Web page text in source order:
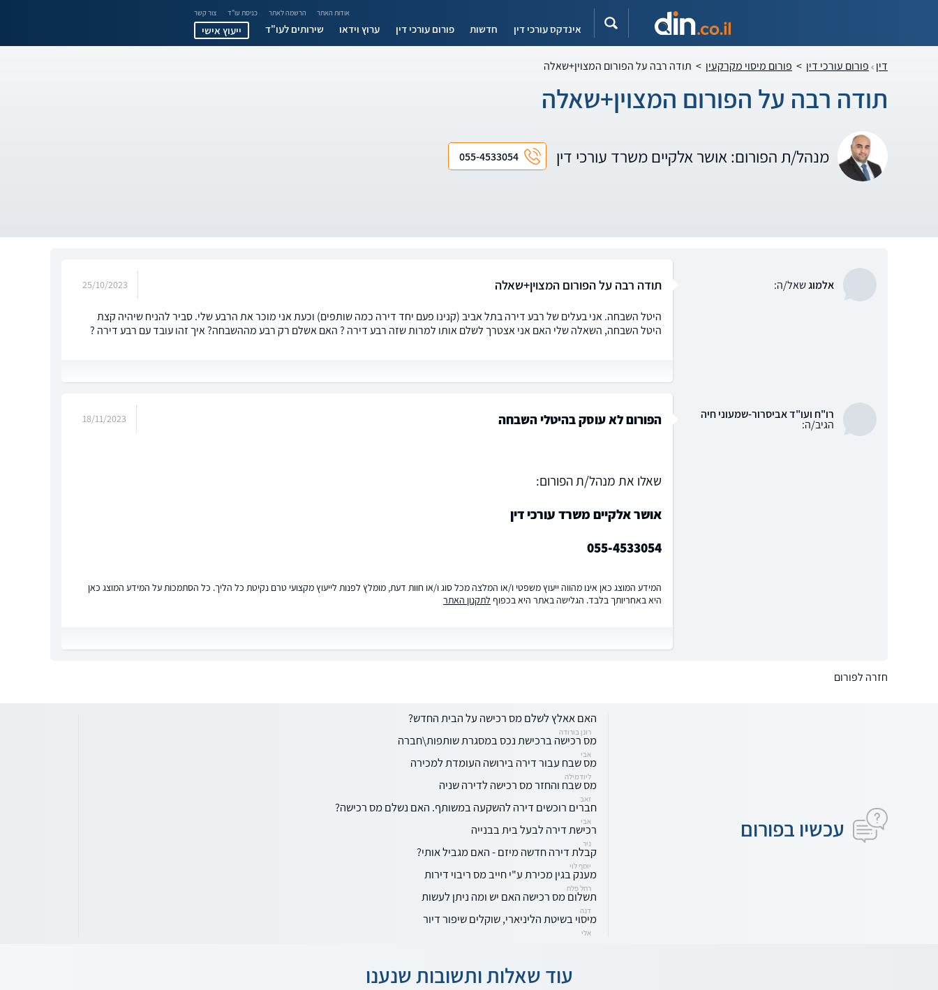
אודות האתר הרשמה לאתר כניסת עו"ד צור קשר
אינדקס עורכי דין חדשות פורום עורכי דין ערוץ וידאו שירותים לעו"ד ייעוץ אישי
דין פורום עורכי דין > פורום מיסוי מקרקעין > תודה רבה על הפורום המצוין+שאלה
תודה רבה על הפורום המצוין+שאלה
מנהל/ת הפורום: אושר אלקיים משרד עורכי דין 055-4533054
אלמוגשאל/ה: תודה רבה על הפורום המצוין+שאלה 25/10/2023
היטל השבחה. אני בעלים של רבע דירה בתל אביב (קנינו פעם יחד דירה כמה שותפים) וכעת אני מוכר את הרבע שלי. סביר להניח שיהיה קצת
היטל השבחה, השאלה שלי האם אני אצטרך לשלם אותו למרות שזה רבע דירה ? האם אשלם רק רבע מההשבחה? איך זהו עובד עם רבע דירה ?
רו"ח ועו"ד אביסרור-שמעוני חיה
הגיב/ה: הפורום לא עוסק בהיטלי השבחה 18/11/2023
שאלו את מנהל/ת הפורום:
אושר אלקיים משרד עורכי דין
055-4533054
המידע המוצג כאן אינו מהווה ייעוץ משפטי ו/או המלצה מכל סוג ו/או חוות דעת, מומלץ לפנות לייעוץ מקצועי טרם נקיטת כל הליך. כל הסתמכות על המידע המוצג כאן
היא באחריותך בלבד. הגלישה באתר היא בכפוף לתקנון האתר
חזרה לפורום
עכשיו בפורום
האם אאלץ לשלם מס רכישה על הבית החדש?
רונן בורודה
מס רכישה ברכישת נכס במסגרת שותפות\חברה
אבי
מס שבח עבור דירה בירושה העומדת למכירה
ליודמילה
מס שבח והחזר מס רכישה לדירה שניה
זאב
חברים רוכשים דירה להשקעה במשותף. האם נשלם מס רכישה?
אבי
רכישת דירה לבעל בית בבנייה
ניר
קבלת דירה חדשה מיזם - האם מגביל אותי?
יוסף לוי
מענק בגין מכירת ע"י חייב מס ריבוי דירות
רחל פלח
תשלום מס רכישה האם יש ומה ניתן לעשות
דנה
מיסוי בשיטת הליניארי, שוקלים שיפור דיור
אלי
עוד שאלות ותשובות שנענו